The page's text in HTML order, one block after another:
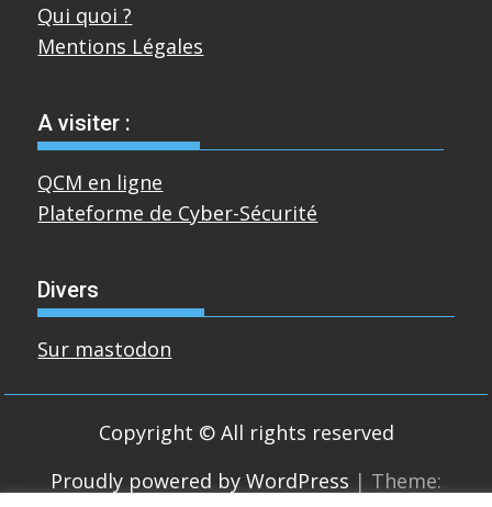
Qui quoi ?
Mentions Légales
A visiter :
QCM en ligne
Plateforme de Cyber-Sécurité
Divers
Sur mastodon
Copyright © All rights reserved
Proudly powered by WordPress | Theme: